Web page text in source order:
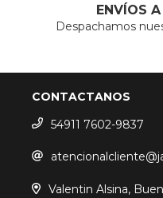
ENVÍOS
Despachamos
CONTACTANOS
54911 7602-9837
Valentin Alsina,